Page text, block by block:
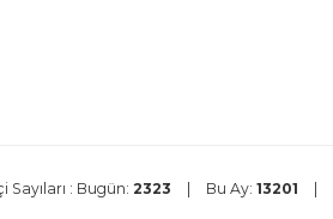
Sayıları : Bugün: 2323 Bu Ay: 13201